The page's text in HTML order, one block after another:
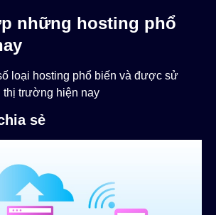
những hosting phổ
loại hosting phổ biến và được sử
thị trường hiện nay
sẻ